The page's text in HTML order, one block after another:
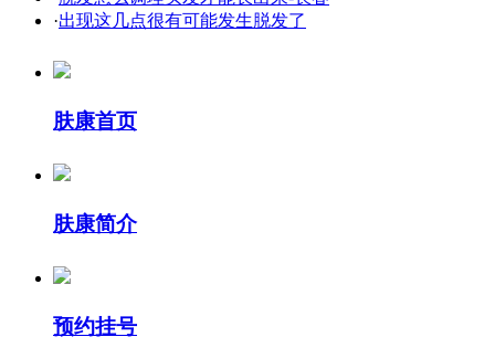
·出现这几点很有可能发生脱发了
肤康首页
肤康简介
预约挂号